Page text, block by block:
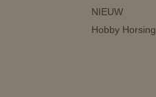
NIEUW
Hobby Horsing